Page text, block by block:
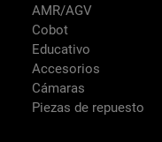
AMR/AGV
Cobot
Educativo
Accesorios
Cámaras
Piezas de repuesto